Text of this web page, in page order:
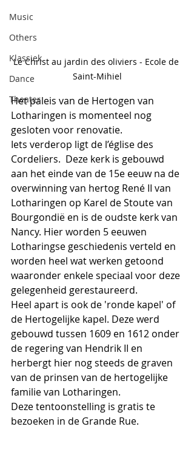
Music
Others
Klassiek
Dance
Theater
Le Christ au jardin des oliviers - Ecole de
Saint-Mihiel
Het paleis van de Hertogen van
Lotharingen is momenteel nog
gesloten voor renovatie.
Iets verderop ligt de l’église des
Cordeliers.  Deze kerk is gebouwd
aan het einde van de 15e eeuw na de
overwinning van hertog René II van
Lotharingen op Karel de Stoute van
Bourgondië en is de oudste kerk van
Nancy. Hier worden 5 eeuwen
Lotharingse geschiedenis verteld en
worden heel wat werken getoond
waaronder enkele speciaal voor deze
gelegenheid gerestaureerd.
Heel apart is ook de 'ronde kapel' of
de Hertogelijke kapel. Deze werd
gebouwd tussen 1609 en 1612 onder
de regering van Hendrik II en
herbergt hier nog steeds de graven
van de prinsen van de hertogelijke
familie van Lotharingen.
Deze tentoonstelling is gratis te
bezoeken in de Grande Rue.